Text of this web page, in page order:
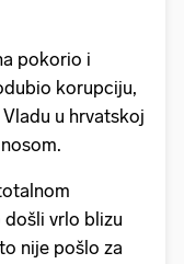
pokorio i
korupciju,
u hrvatskoj
došli vrlo blizu
nije pošlo za